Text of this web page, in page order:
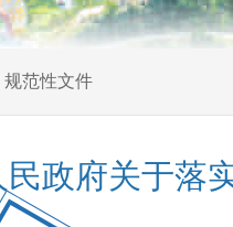
规范性文件
政府关于落